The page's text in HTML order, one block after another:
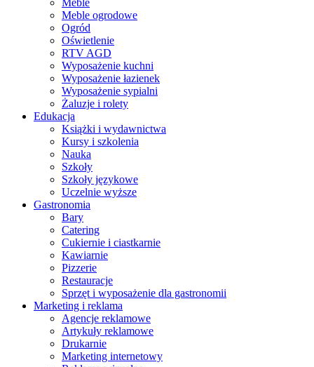
Meble
Meble ogrodowe
Ogród
Oświetlenie
RTV AGD
Wyposażenie kuchni
Wyposażenie łazienek
Wyposażenie sypialni
Żaluzje i rolety
Edukacja
Książki i wydawnictwa
Kursy i szkolenia
Nauka
Szkoły
Szkoły językowe
Uczelnie wyższe
Gastronomia
Bary
Catering
Cukiernie i ciastkarnie
Kawiarnie
Pizzerie
Restauracje
Sprzęt i wyposażenie dla gastronomii
Marketing i reklama
Agencje reklamowe
Artykuły reklamowe
Drukarnie
Marketing internetowy